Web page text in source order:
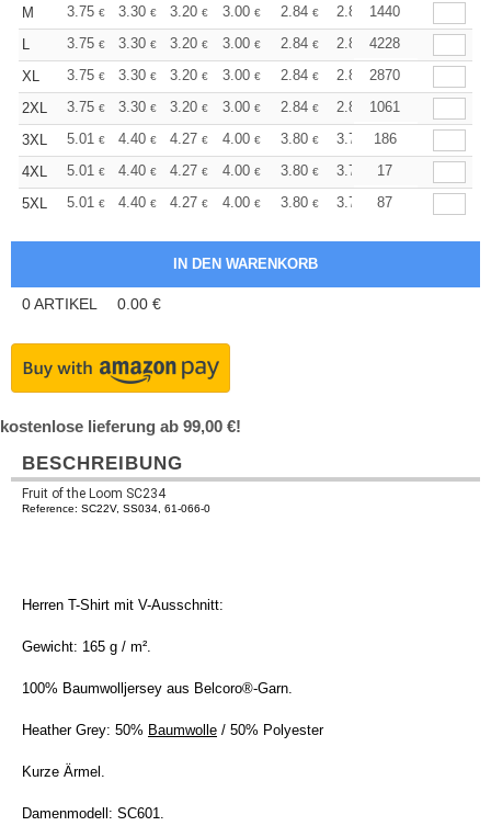
M
3.75 € 3.30 € 3.20 € 3.00 € 2.84 € 2.80 € +
1440
L
3.75 € 3.30 € 3.20 € 3.00 € 2.84 € 2.80 € +
4228
XL
3.75 € 3.30 € 3.20 € 3.00 € 2.84 € 2.80 € +
2870
2XL
3.75 € 3.30 € 3.20 € 3.00 € 2.84 € 2.80 € +
1061
3XL
5.01 € 4.40 € 4.27 € 4.00 € 3.80 € 3.74
186
4XL
5.01 € 4.40 € 4.27 € 4.00 € 3.80 € 3.74
17
5XL
5.01 € 4.40 € 4.27 € 4.00 € 3.80 € 3.74 87
0ARTIKEL 0.00 €
kostenlose lieferung ab 99,00 €!
BESCHREIBUNG
Fruit of the Loom SC234
Reference: SC22V, SS034, 61-066-0
Herren T-Shirt mit V-Ausschnitt:
Gewicht: 165 g / m².
100% Baumwolljersey aus Belcoro®-Garn.
Heather Grey: 50% Baumwolle / 50% Polyester
Kurze Ärmel.
Damenmodell: SC601.